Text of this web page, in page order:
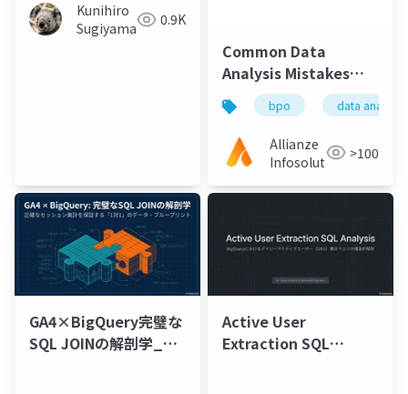
Kunihiro
Sugiyama
0.9K
Common Data
Analysis Mistakes
and How to Avoid
Them
bpo data analysis
Allianze
Infosolution >100
GA4×BigQuery完璧な
SQL JOINの解剖学_正
Active User
Extraction SQL